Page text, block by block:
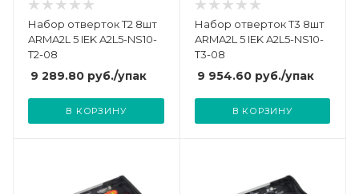
Набор отверток Т2 8шт
ARMA2L 5 IEK A2L5-NS10-
T2-08
9 289.80 руб./упак
В КОРЗИНУ
Набор отверток Т3 8шт
ARMA2L 5 IEK A2L5-NS10-
T3-08
9 954.60руб./упак
В КОРЗИНУ